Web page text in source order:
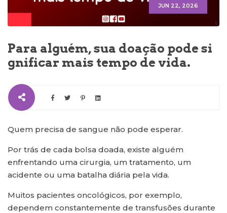
JUN 22, 2026
Para alguém, sua doação pode si
gnificar mais tempo de vida.
Quem precisa de sangue não pode esperar.
Por trás de cada bolsa doada, existe alguém
enfrentando uma cirurgia, um tratamento, um
acidente ou uma batalha diária pela vida.
Muitos pacientes oncológicos, por exemplo,
dependem constantemente de transfusões durante